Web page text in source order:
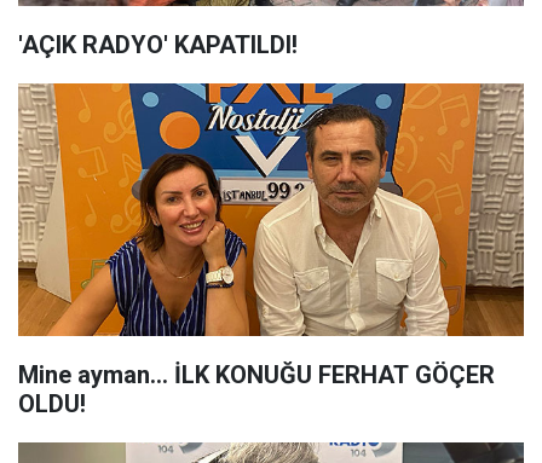
'AÇIK RADYO' KAPATILDI!
Mine ayman... İLK KONUĞU FERHAT GÖÇER
OLDU!